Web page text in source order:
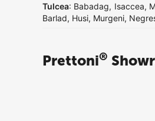
Tulcea: Babadag, Isaccea,
Barlad, Husi, Murgeni,
Prettoni®